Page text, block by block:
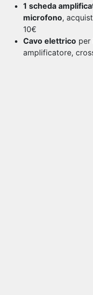
1 scheda
microfono,
10€
Cavo elettrico per
amplificatore,